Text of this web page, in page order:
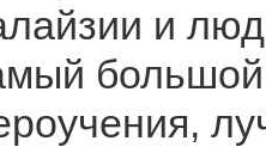
и
большой